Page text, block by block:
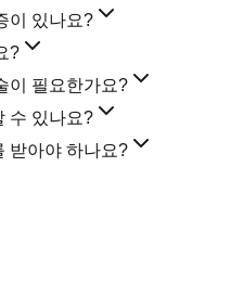
이 있나요?
?
이 필요한가요?
수 있나요?
받아야 하나요?